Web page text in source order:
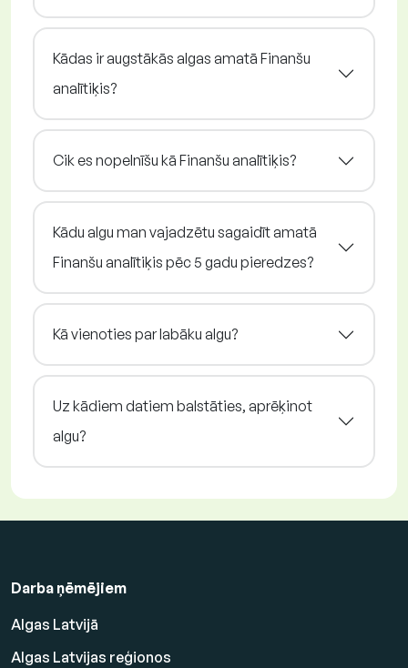
Kādas ir augstākās algas amatā Finanšu
analītiķis?
Cik es nopelnīšu kā Finanšu analītiķis?
Kādu algu man vajadzētu sagaidīt amatā
Finanšu analītiķis pēc 5 gadu pieredzes?
Kā vienoties par labāku algu?
Uz kādiem datiem balstāties, aprēķinot
algu?
Darba ņēmējiem
Algas Latvijā
Algas Latvijas reģionos